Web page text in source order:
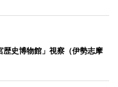
歴史博物館」視察（伊勢志摩